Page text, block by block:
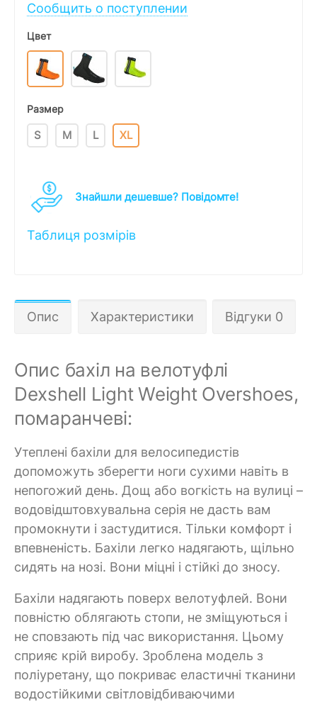
Сообщить о поступлении
Цвет
Размер
S M L XL
Знайшли дешевше? Повідомте!
Таблиця розмірів
Опис Характеристики Відгуки 0
Опис бахіл на велотуфлі
Dexshell Light Weight Overshoes,
помаранчеві:
Утеплені бахіли для велосипедистів
допоможуть зберегти ноги сухими навіть в
непогожий день. Дощ або вогкість на вулиці –
водовідштовхувальна серія не дасть вам
промокнути і застудитися. Тільки комфорт і
впевненість. Бахіли легко надягають, щільно
сидять на нозі. Вони міцні і стійкі до зносу.
Бахіли надягають поверх велотуфлей. Вони
повністю облягають стопи, не зміщуються і
не сповзають під час використання. Цьому
сприяє крій виробу. Зроблена модель з
поліуретану, що покриває еластичні тканини
водостійкими світловідбиваючими